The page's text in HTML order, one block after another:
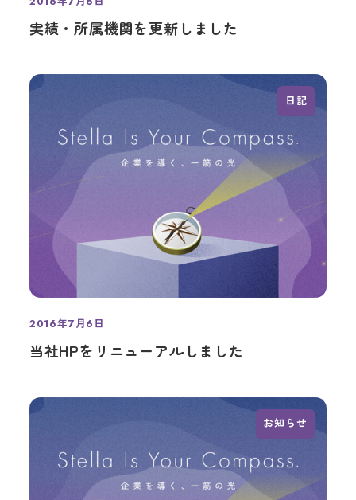
実績・所属機関を更新しました
日記
当社HPをリニューアルしました
2016年7月6日
お知らせ